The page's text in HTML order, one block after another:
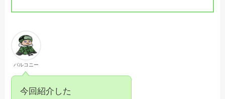
バルコニー
今回紹介した